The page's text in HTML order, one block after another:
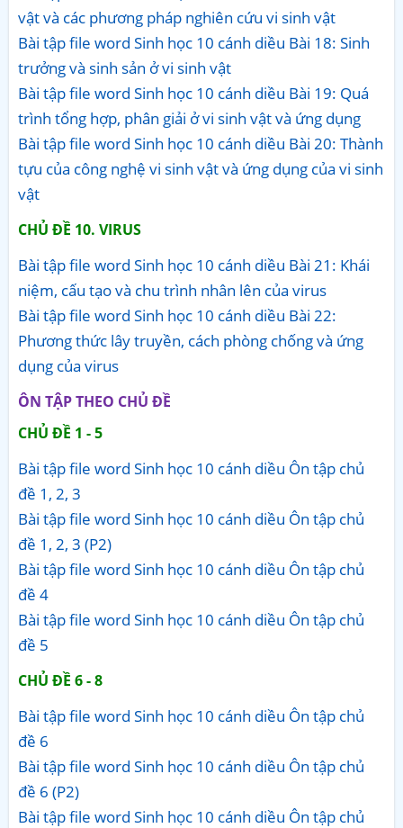
vật và các phương pháp nghiên cứu vi sinh vật
Bài tập file word Sinh học 10 cánh diều Bài 18: Sinh
trưởng và sinh sản ở vi sinh vật
Bài tập file word Sinh học 10 cánh diều Bài 19: Quá
trình tổng hợp, phân giải ở vi sinh vật và ứng dụng
Bài tập file word Sinh học 10 cánh diều Bài 20: Thành
tựu của công nghệ vi sinh vật và ứng dụng của vi sinh
vật
CHỦ ĐỀ 10. VIRUS
Bài tập file word Sinh học 10 cánh diều Bài 21: Khái
niệm, cấu tạo và chu trình nhân lên của virus
Bài tập file word Sinh học 10 cánh diều Bài 22:
Phương thức lây truyền, cách phòng chống và ứng
dụng của virus
ÔN TẬP THEO CHỦ ĐỀ
CHỦ ĐỀ 1 - 5
Bài tập file word Sinh học 10 cánh diều Ôn tập chủ
đề 1, 2, 3
Bài tập file word Sinh học 10 cánh diều Ôn tập chủ
đề 1, 2, 3 (P2)
Bài tập file word Sinh học 10 cánh diều Ôn tập chủ
đề 4
Bài tập file word Sinh học 10 cánh diều Ôn tập chủ
đề 5
CHỦ ĐỀ 6 - 8
Bài tập file word Sinh học 10 cánh diều Ôn tập chủ
đề 6
Bài tập file word Sinh học 10 cánh diều Ôn tập chủ
đề 6 (P2)
Bài tập file word Sinh học 10 cánh diều Ôn tập chủ